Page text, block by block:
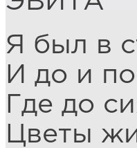
Я был в
И до и
Где до
Цветы